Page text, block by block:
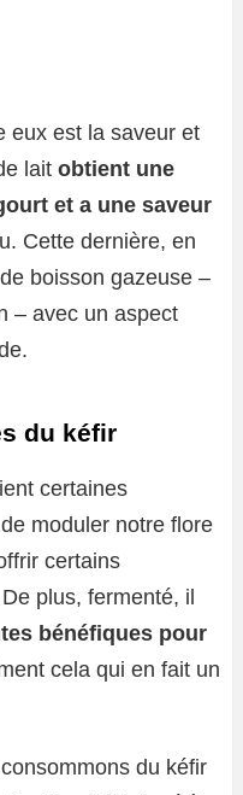
eux est la saveur et
lait obtient une
et a une saveur
Cette dernière, en
boisson gazeuse –
– avec un aspect
du kéfir
certaines
moduler notre flore
certains
plus, fermenté, il
bénéfiques pour
cela qui en fait un
du kéfir